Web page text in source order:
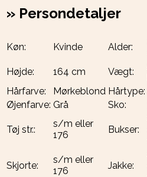
» Persondetaljer
Køn: Kvinde Alder:
Højde:
164 cm Vægt:
Hårfarve:
Mørkeblond Hårtype:
Øjenfarve: Grå Sko:
Tøj str.:
s/m eller
176
Bukser:
Skjorte:
s/m eller
176
Jakke: